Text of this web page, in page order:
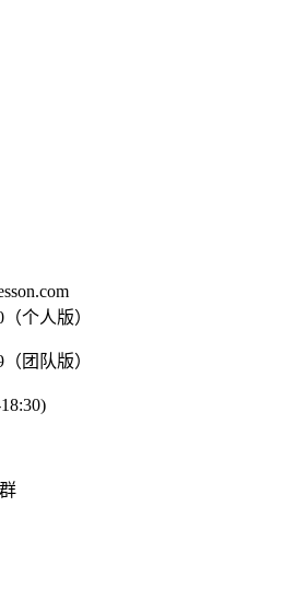
个人版）
团队版）